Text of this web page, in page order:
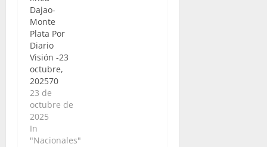
Dajao-
Monte
Plata Por
Diario
Visión -23
octubre,
202570
23 de
octubre de
2025
In
"Nacionales"